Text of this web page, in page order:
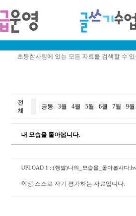
초등참사랑에 있는 모든 자료를 검색할 수
전
체
공통 3월 4월 5월 6월 7월 9월
내 모습을 돌아봅니다.
UPLOAD 1 ::(행발)나의_모습을_돌아봅시다
학생 스스로 자기 평가하는 자료입니다.